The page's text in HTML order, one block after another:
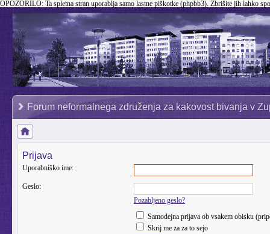
OPOZORILO: Ta spletna stran uporablja samo lastne piškotke (phpbb3). Zbrišite jih lahko
Forum neformalnega združenja za kakovost bivanja v
Prijava
Uporabniško ime:
Geslo:
Pozabljeno geslo?
Samodejna prijava ob vsakem obisku
Skrij me za za to sejo